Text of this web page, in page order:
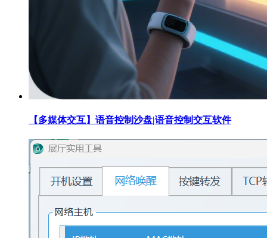
【多媒体交互】语音控制沙盘|语音控制交互软件